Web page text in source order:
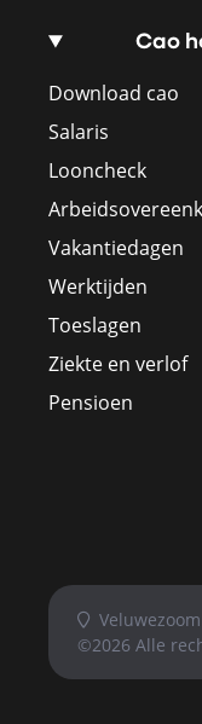
Cao
Download cao
Salaris
Looncheck
Vakantiedagen
Werktijden
Toeslagen
Ziekte en verlof
Pensioen
©2026 Alle